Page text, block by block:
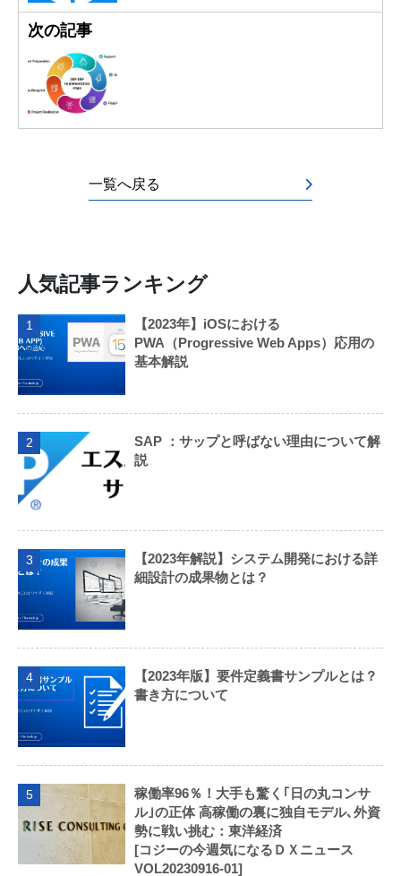
次の記事
一覧へ戻る
人気記事ランキング
1
【2023年】iOSにおける
PWA（Progressive Web Apps）応用の
基本解説
2
SAP ：サップと呼ばない理由について解
説
3
【2023年解説】システム開発における詳
細設計の成果物とは？
4
【2023年版】要件定義書サンプルとは？
書き方について
5
稼働率96％！大手も驚く｢日の丸コンサ
ル｣の正体 高稼働の裏に独自モデル､外資
勢に戦い挑む：東洋経済
[コジーの今週気になるＤＸニュース
VOL20230916-01]